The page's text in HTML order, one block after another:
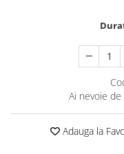
Ai nevoie de
Adauga la